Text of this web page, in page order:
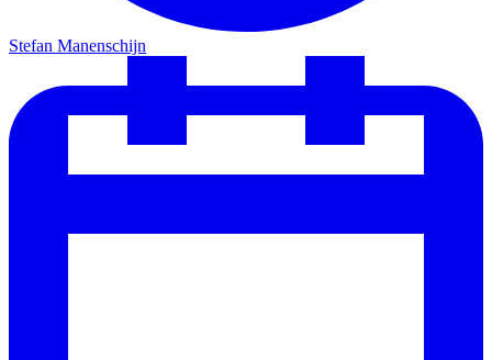
Stefan Manenschijn